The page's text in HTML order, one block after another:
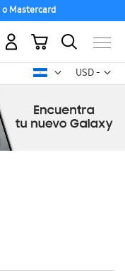
o Mastercard
USD -
dólar
Mi carrito